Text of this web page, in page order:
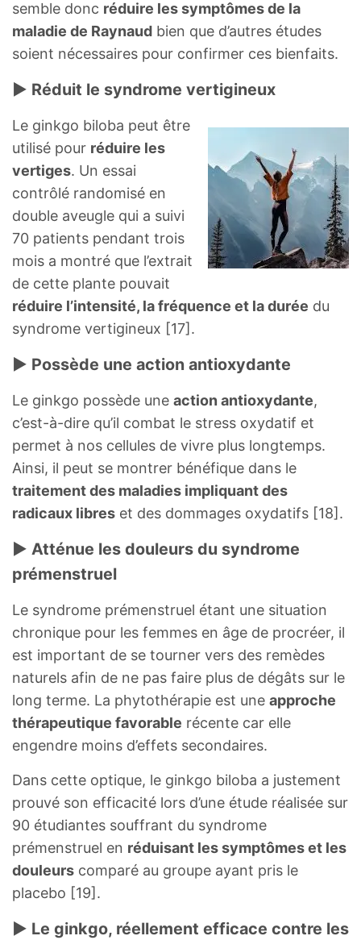
semble donc réduire les symptômes de la
maladie de Raynaud bien que d’autres études
soient nécessaires pour confirmer ces bienfaits.
► Réduit le syndrome vertigineux
Le ginkgo biloba peut être
utilisé pour réduire les
vertiges. Un essai
contrôlé randomisé en
double aveugle qui a suivi
70 patients pendant trois
mois a montré que l’extrait
de cette plante pouvait
réduire l’intensité, la fréquence et la durée du
syndrome vertigineux [17].
► Possède une action antioxydante
Le ginkgo possède une action antioxydante,
c’est-à-dire qu’il combat le stress oxydatif et
permet à nos cellules de vivre plus longtemps.
Ainsi, il peut se montrer bénéfique dans le
traitement des maladies impliquant des
radicaux libres et des dommages oxydatifs [18].
► Atténue les douleurs du syndrome
prémenstruel
Le syndrome prémenstruel étant une situation
chronique pour les femmes en âge de procréer, il
est important de se tourner vers des remèdes
naturels afin de ne pas faire plus de dégâts sur le
long terme. La phytothérapie est une approche
thérapeutique favorable récente car elle
engendre moins d’effets secondaires.
Dans cette optique, le ginkgo biloba a justement
prouvé son efficacité lors d’une étude réalisée sur
90 étudiantes souffrant du syndrome
prémenstruel en réduisant les symptômes et les
douleurs comparé au groupe ayant pris le
placebo [19].
► Le ginkgo, réellement efficace contre les